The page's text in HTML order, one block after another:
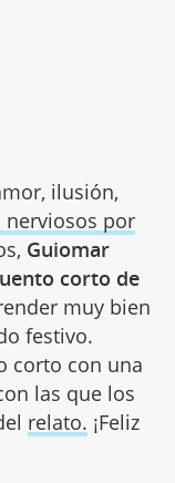
ilusión,
nerviosos por
Guiomar
corto de
muy bien
festivo.
corto con una
las que los
relato. ¡Feliz